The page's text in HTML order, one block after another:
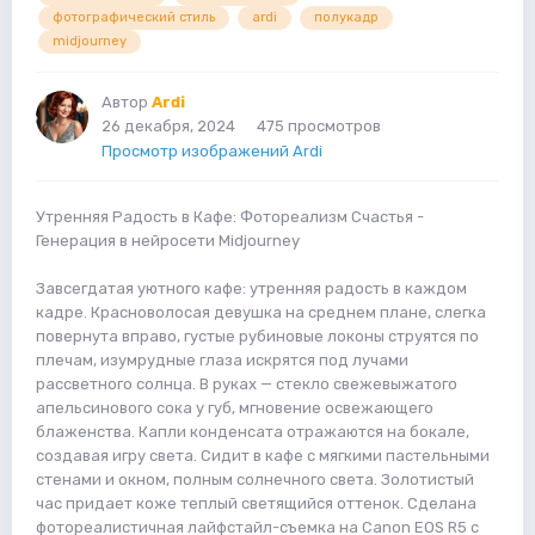
фотографический стиль
ardi
полукадр
midjourney
Автор Ardi
26 декабря, 2024
475 просмотров
Просмотр изображений Ardi
Утренняя Радость в Кафе: Фотореализм Счастья -
Генерация в нейросети Midjourney
Завсегдатая уютного кафе: утренняя радость в каждом
кадре. Красноволосая девушка на среднем плане, слегка
повернута вправо, густые рубиновые локоны струятся по
плечам, изумрудные глаза искрятся под лучами
рассветного солнца. В руках — стекло свежевыжатого
апельсинового сока у губ, мгновение освежающего
блаженства. Капли конденсата отражаются на бокале,
создавая игру света. Сидит в кафе с мягкими пастельными
стенами и окном, полным солнечного света. Золотистый
час придает коже теплый светящийся оттенок. Сделана
фотореалистичная лайфстайл-съемка на Canon EOS R5 с